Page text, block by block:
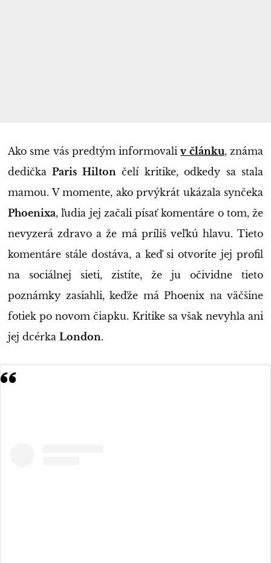
Ako sme vás predtým informovaliv článku, známa
dedičkaParis Hilton čelí kritike, odkedy sa stala
mamou. V momente, ako prvýkrát ukázala synčeka
Phoenixa, ľudia jej začali písať komentáre o tom, že
nevyzerá zdravo a že má príliš veľkú hlavu. Tieto
komentáre stále dostáva, a keď si otvoríte jej profil
na sociálnej sieti, zistíte, že ju očividne tieto
poznámky zasiahli, keďže má Phoenix na väčšine
fotiek po novom čiapku. Kritike sa však nevyhla ani
jej dcérka London.